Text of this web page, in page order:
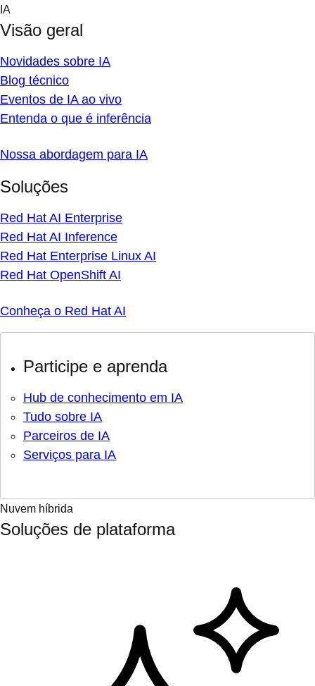
Skip
content
IA
Visão geral
Novidades sobre IA
Blog técnico
Eventos de IA ao vivo
Entenda o que é inferência
Nossa abordagem para IA
Soluções
Red Hat AI Enterprise
Red Hat AI Inference
Red Hat Enterprise Linux AI
Red Hat OpenShift AI
Conheça o Red Hat AI
Participe e aprenda
Hub de conhecimento em IA
Tudo sobre IA
Parceiros de IA
Serviços para IA
Nuvem híbrida
Soluções de plataforma